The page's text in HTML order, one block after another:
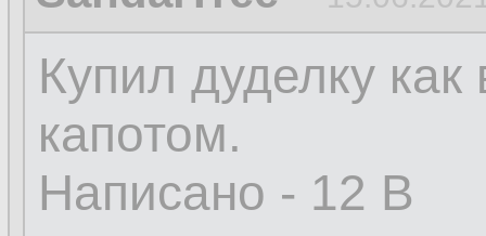
Купил дуделку
капотом.
Написано - 12 В